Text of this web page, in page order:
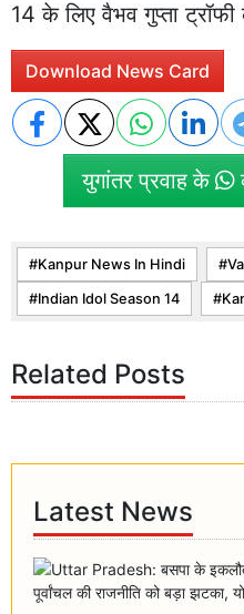
14 के लिए वैभव गुप्ता
Download News Card
युगांतर प्रवाह के
Kanpur News In Hindi
Indian Idol Season 14
Related Posts
Latest News